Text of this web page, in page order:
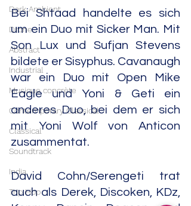
Dark Ambient
Drone
Abstract
Industrial
Musique concrète
Contemporary Classical
Classical
Soundtrack
India
Trip Hop
Bei Shtaad handelte es sich
um ein Duo mit Sicker Man. Mit
Son Lux und Sufjan Stevens
bildete er Sisyphus. Cavanaugh
war ein Duo mit Open Mike
Eagle und Yoni & Geti ein
anderes Duo, bei dem er sich
mit Yoni Wolf von Anticon
zusammentat.
David Cohn/Serengeti trat
auch als Derek, Discoken, KDz,